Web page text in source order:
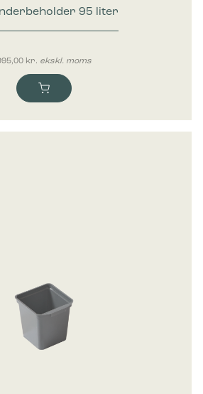
95 liter
kr. ekskl. moms